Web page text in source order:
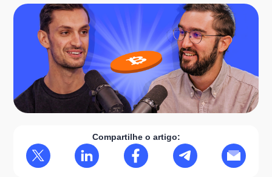
Compartilhe o artigo: